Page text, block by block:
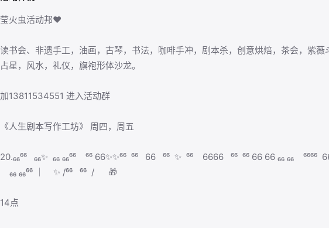
莹火虫活动邦♥
读书会、非遗手工，油画，古琴，书法，咖啡手冲，剧本杀，创意烘焙，茶会，紫薇
占星，风水，礼仪，旗袍形体沙龙。
加13811534551 进入活动群
《人生剧本写作工坊》 周四，周五
20.₆₆⁶⁶ ₆₆✨ ₆₆ ₆₆⁶⁶ ⁶⁶ 66✨✨⁶⁶ ⁶⁶ 66 ⁶⁶ ✨ ⁶⁶ 6666 ⁶⁶ ⁶⁶ 66 66 ₆₆ ₆₆ ⁶⁶⁶⁶
₆₆ ₆₆⁶⁶ ｜ ✨ /⁶⁶ ⁶⁶ / 🎁
14点